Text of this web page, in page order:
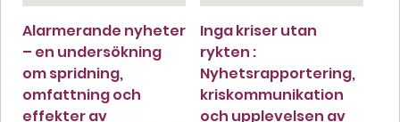
Alarmerande nyheter
– en undersökning
om spridning,
omfattning och
effekter av
Inga kriser utan
rykten :
Nyhetsrapportering,
kriskommunikation
och upplevelsen av